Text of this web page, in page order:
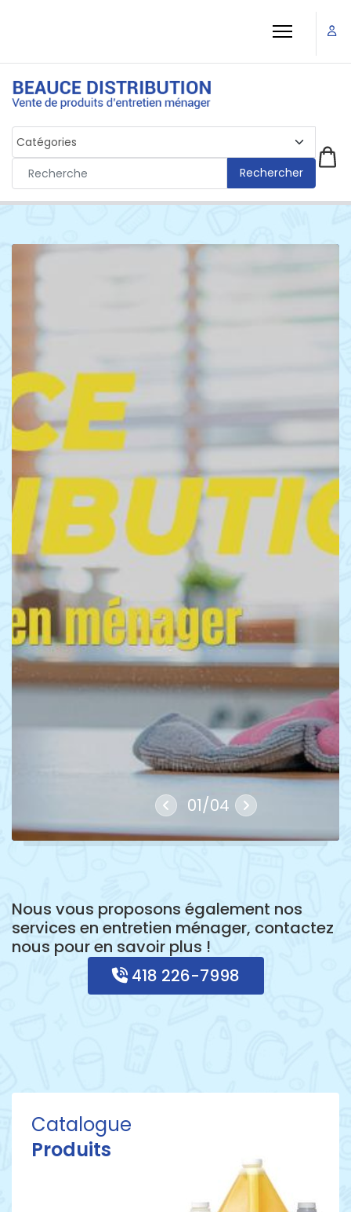
Rechercher
01/04
Nous vous proposons également nos
services en entretien ménager, contactez
nous pour en savoir plus !
418 226-7998
Catalogue
Produits